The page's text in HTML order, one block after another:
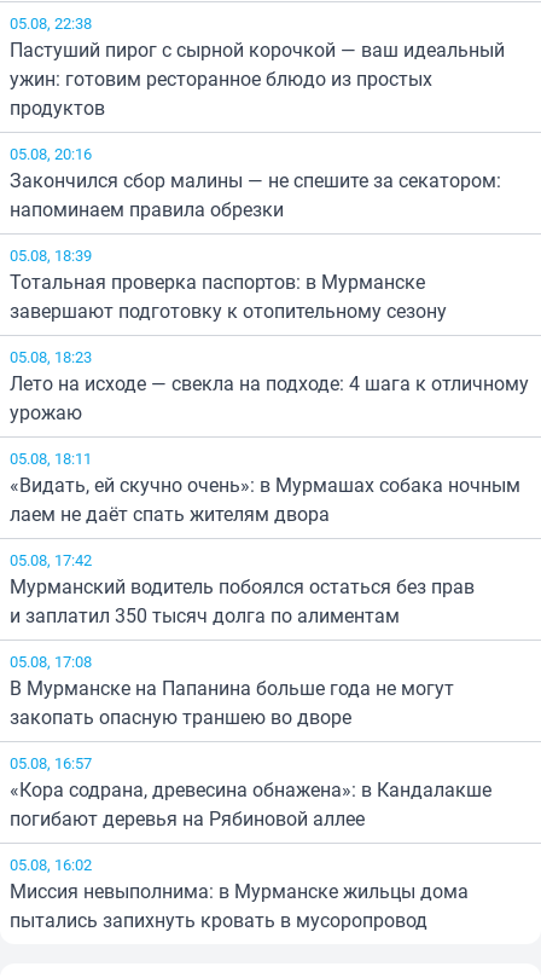
05.08, 22:38
Пастуший пирог с сырной корочкой — ваш идеальный
ужин: готовим ресторанное блюдо из простых
продуктов
05.08, 20:16
Закончился сбор малины — не спешите за секатором:
напоминаем правила обрезки
05.08, 18:39
Тотальная проверка паспортов: в Мурманске
завершают подготовку к отопительному сезону
05.08, 18:23
Лето на исходе — свекла на подходе: 4 шага к отличному
урожаю
05.08, 18:11
«Видать, ей скучно очень»: в Мурмашах собака ночным
лаем не даёт спать жителям двора
05.08, 17:42
Мурманский водитель побоялся остаться без прав
и заплатил 350 тысяч долга по алиментам
05.08, 17:08
В Мурманске на Папанина больше года не могут
закопать опасную траншею во дворе
05.08, 16:57
«Кора содрана, древесина обнажена»: в Кандалакше
погибают деревья на Рябиновой аллее
05.08, 16:02
Миссия невыполнима: в Мурманске жильцы дома
пытались запихнуть кровать в мусоропровод